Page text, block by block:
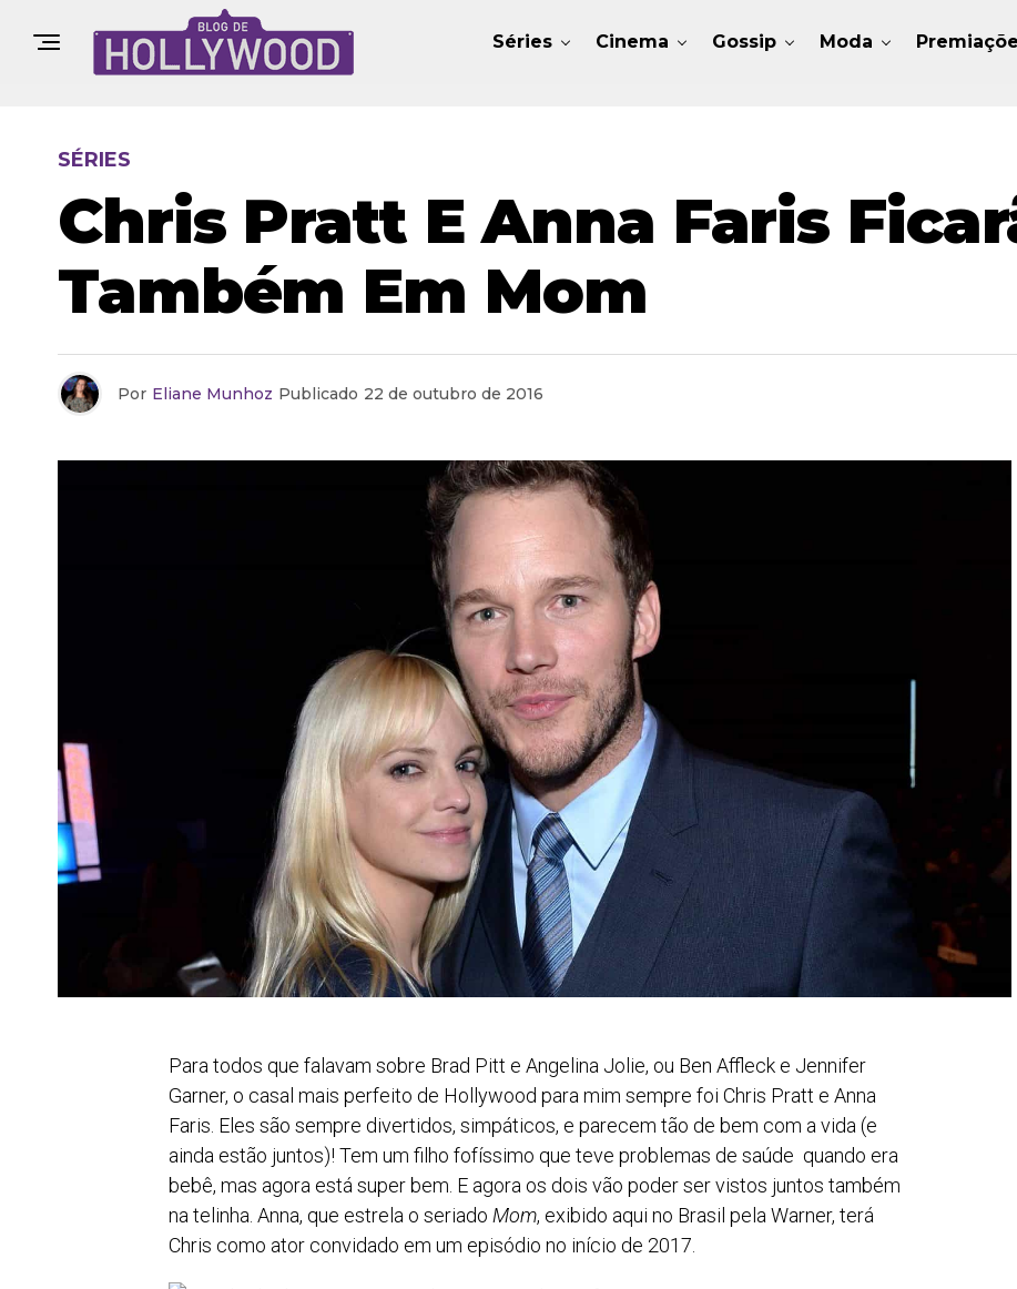
Séries Cinema Gossip Moda
SÉRIES
Chris Pratt E Anna Faris
Também Em Mom
Por Eliane Munhoz Publicado 22 de outubro de 2016
Para todos que falavam sobre Brad Pitt e Angelina Jolie, ou Ben Affleck e Jennifer
Garner, o casal mais perfeito de Hollywood para mim sempre foi Chris Pratt e Anna
Faris. Eles são sempre divertidos, simpáticos, e parecem tão de bem com a vida (e
ainda estão juntos)! Tem um filho fofíssimo que teve problemas de saúde quando era
bebê, mas agora está super bem. E agora os dois vão poder ser vistos juntos também
na telinha. Anna, que estrela o seriado Mom, exibido aqui no Brasil pela Warner, terá
Chris como ator convidado em um episódio no início de 2017.